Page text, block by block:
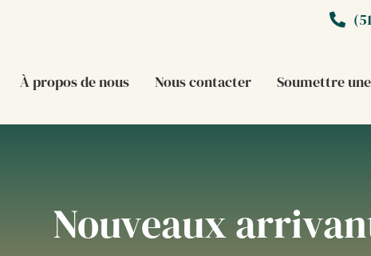
À propos de nous Nous contacter Soumettre
Nouveaux